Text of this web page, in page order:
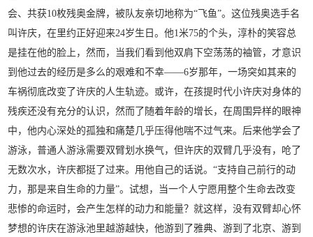
会、共获10枚残奥金牌，被队友亲切地称为“飞鱼”。这位残奥选手名
叫许庆，在里约正好迎来24岁生日。他1米75的个头，淳朴的笑容总
是挂在他的脸上，然而，当我们看到他双肩下空荡荡的袖管，才意识
到他过去的经历是多么的艰难和不幸——6岁那年，一场突如其来的
车祸彻底改变了许庆的人生轨迹。或许，在孩提时代小许庆对身体的
残疾还没有充分的认识，然而了随着年龄的增长，在周围异样的眼神
中，他内心深处的孤独和痛楚几乎压得他喘不过气来。后来他学会了
游泳，普通人游泳需要双臂划水换气，但许庆的双臂几乎没有，呛了
无数次水，许庆都挺了过来。用他自己的话说。“支持自己前行的动
力，那是来自生命的力量”。试想，当一个人宁愿用整个生命去改变
悲惨的命运时，会产生怎样的动力和能量？就这样，没有双臂却心怀
梦想的许庆在游泳池里越游越快，他游到了雅典、游到了北京、游到